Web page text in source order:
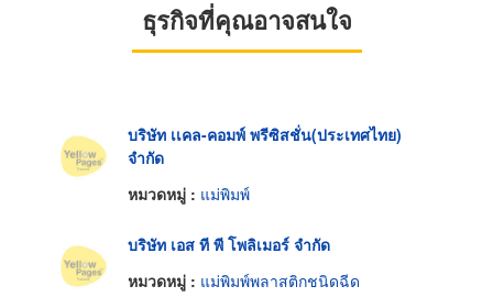
ธุรกิจที่คุณอาจสนใจ
บริษัท เเคล-คอมพ์ พรีซิสชั่น(ประเทศไทย)
จำกัด
หมวดหมู่ : แม่พิมพ์
บริษัท เอส ที พี โพลิเมอร์ จำกัด
หมวดหมู่ : แม่พิมพ์พลาสติกชนิดฉีด